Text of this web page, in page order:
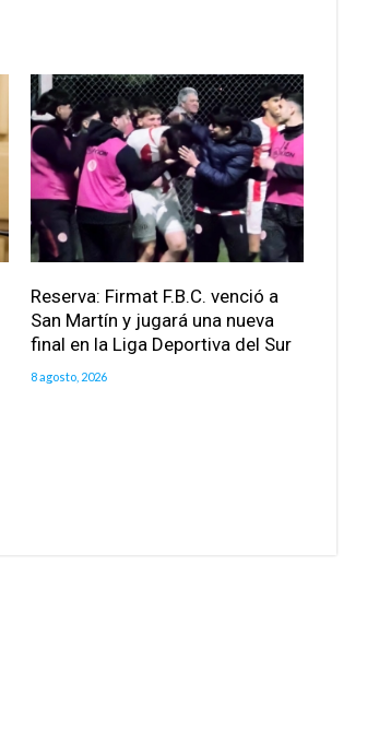
Reserva: Firmat F.B.C. venció a
San Martín y jugará una nueva
final en la Liga Deportiva del Sur
8 agosto, 2026